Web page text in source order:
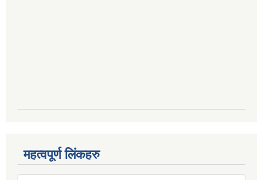
महत्वपूर्ण लिंकहरु